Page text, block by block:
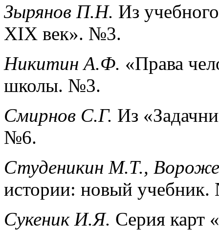
Зырянов П.Н. Из
XIX век». №3.
Никитин А.Ф. «Права
школы. №3.
Смирнов С.Г. Из
№6.
Студеникин М.Т.,
истории: новый
Сукеник И.Я. Серия